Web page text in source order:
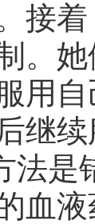
接
。
用
继续
法是
血